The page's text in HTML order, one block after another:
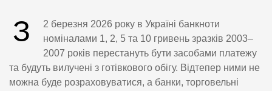
З
2 березня 2026 року в Україні банкноти
номіналами 1, 2, 5 та 10 гривень зразків 2003–
2007 років перестануть бути засобами платежу
та будуть вилучені з готівкового обігу. Відтепер ними не
можна буде розраховуватися, а банки, торговельні